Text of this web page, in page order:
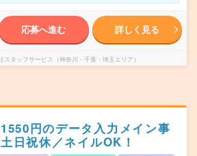
応募へ進む 詳しく見る
スタッフサービス（神奈川・千葉・埼玉エリア）
円のデータ入力メイン事
日祝休／ネイルOK！